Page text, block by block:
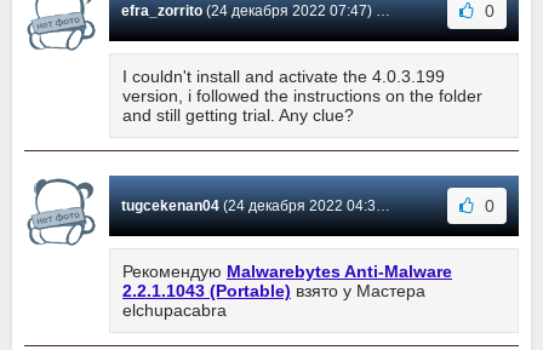
efra_zorrito(24 декабря 2022 07:47) Сообщение #1829 0
I couldn't install and activate the 4.0.3.199
version, i followed the instructions on the folder
and still getting trial. Any clue?
tugcekenan04(24 декабря 2022 04:31) Сообщение #1828 0
Рекомендую Malwarebytes Anti-Malware
2.2.1.1043 (Portable) взято у Мастера
elchupacabra